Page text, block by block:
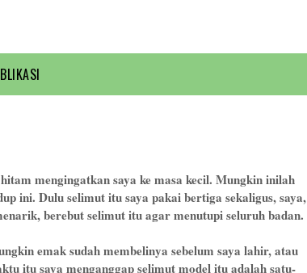
mengingatkan saya ke masa kecil. Mungkin inilah
ini. Dulu selimut itu saya pakai bertiga sekaligus, saya,
berebut selimut itu agar menutupi seluruh badan.
emak sudah membelinya sebelum saya lahir, atau
itu saya menganggap selimut model itu adalah satu-